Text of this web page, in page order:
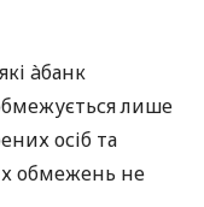
àбанк
лише
осіб та
обмежень не